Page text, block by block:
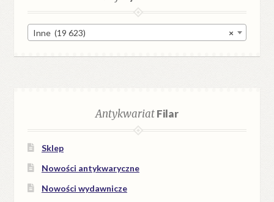
×
Inne (19 623)
AntykwariatFilar
Sklep
Nowości antykwaryczne
Nowości wydawnicze